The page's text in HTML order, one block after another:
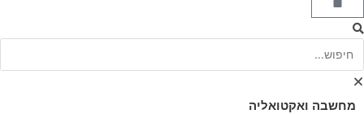
מחשבה ואקטואליה